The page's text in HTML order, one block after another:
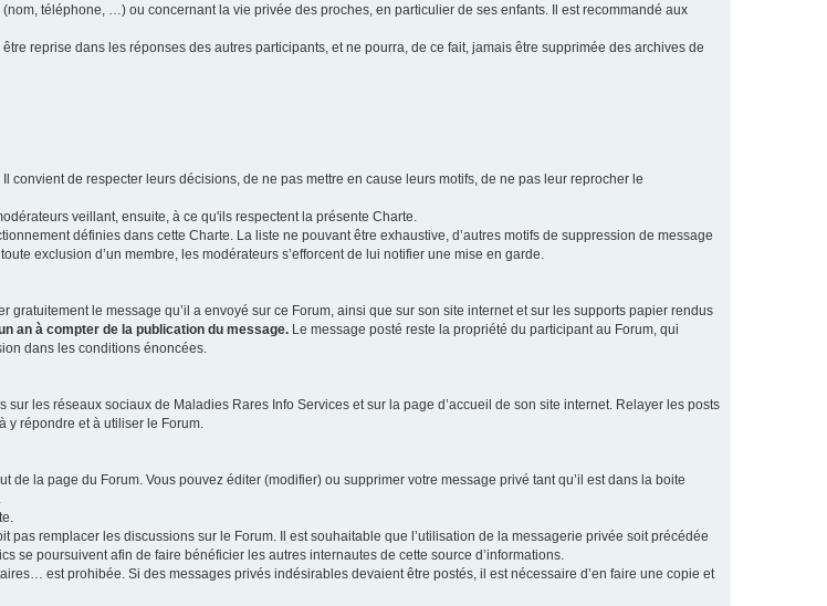
téléphone, …) ou concernant la vie privée des proches, en particulier de ses enfants. Il est recommandé aux
reprise dans les réponses des autres participants, et ne pourra, de ce fait, jamais être supprimée des archives de
convient de respecter leurs décisions, de ne pas mettre en cause leurs motifs, de ne pas leur reprocher le
veillant, ensuite, à ce qu'ils respectent la présente Charte.
définies dans cette Charte. La liste ne pouvant être exhaustive, d’autres motifs de suppression de message
exclusion d’un membre, les modérateurs s’efforcent de lui notifier une mise en garde.
le message qu’il a envoyé sur ce Forum, ainsi que sur son site internet et sur les supports papier rendus
an à compter de la publication du message. Le message posté reste la propriété du participant au Forum, qui
dans les conditions énoncées.
les réseaux sociaux de Maladies Rares Info Services et sur la page d’accueil de son site internet. Relayer les posts
y répondre et à utiliser le Forum.
la page du Forum. Vous pouvez éditer (modifier) ou supprimer votre message privé tant qu’il est dans la boite
remplacer les discussions sur le Forum. Il est souhaitable que l’utilisation de la messagerie privée soit précédée
se poursuivent afin de faire bénéficier les autres internautes de cette source d’informations.
est prohibée. Si des messages privés indésirables devaient être postés, il est nécessaire d’en faire une copie et